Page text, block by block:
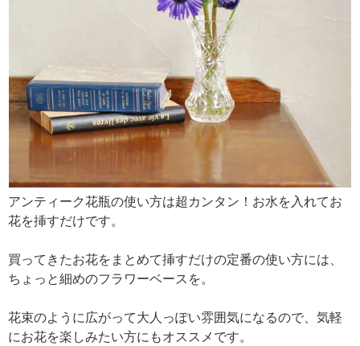
アンティーク花瓶の使い方は超カンタン！お水を入れてお
花を挿すだけです。
買ってきたお花をまとめて挿すだけの定番の使い方には、
ちょっと細めのフラワーベースを。
花束のように広がって大人っぽい雰囲気になるので、気軽
にお花を楽しみたい方にもオススメです。